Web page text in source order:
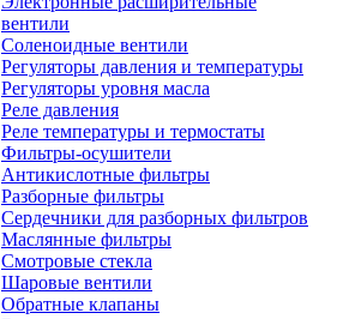
вентили
Соленоидные вентили
Регуляторы давления и температуры
Регуляторы уровня масла
Реле давления
Реле температуры и термостаты
Фильтры-осушители
Антикислотные фильтры
Разборные фильтры
Сердечники для разборных фильтров
Маслянные фильтры
Смотровые стекла
Шаровые вентили
Обратные клапаны